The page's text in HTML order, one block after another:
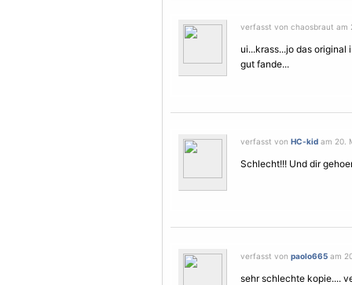
verfasst von chaosbraut am
ui...krass...jo das
gut fande...
verfasst von HC-kid am 20.
Schlecht!!! Und dir
verfasst von paolo665 am
sehr schlechte kopie....